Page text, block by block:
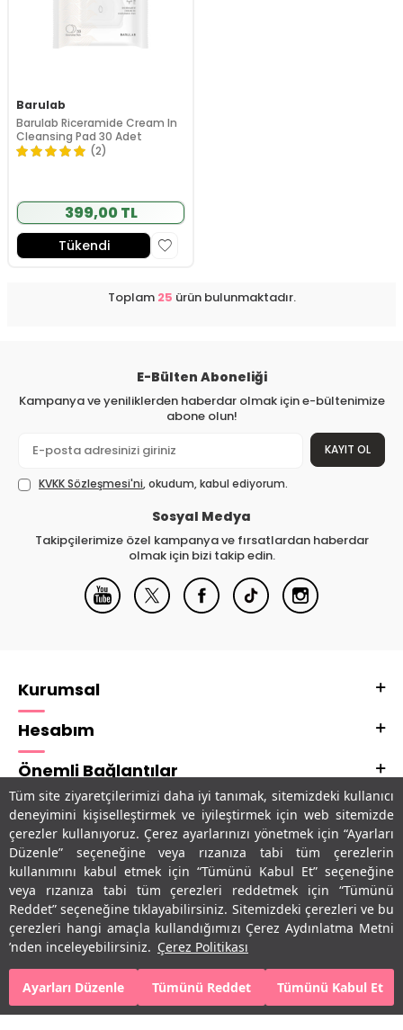
Tüm site ziyaretçilerimizi daha iyi tanımak, sitemizdeki kullanıcı
deneyimini kişiselleştirmek ve iyileştirmek için web sitemizde
çerezler kullanıyoruz. Çerez ayarlarınızı yönetmek için “Ayarları
Düzenle” seçeneğine veya rızanıza tabi tüm çerezlerin
kullanımını kabul etmek için “Tümünü Kabul Et” seçeneğine
veya rızanıza tabi tüm çerezleri reddetmek için “Tümünü
Reddet” seçeneğine tıklayabilirsiniz. Sitemizdeki çerezleri ve bu
çerezleri hangi amaçla kullandığımızı Çerez Aydınlatma Metni
’nden inceleyebilirsiniz. Çerez Politikası
Ayarları Düzenle Tümünü Reddet Tümünü Kabul Et
Barulab
Barulab Riceramide Cream In
Cleansing Pad 30 Adet
(2)
399,00 TL
Tükendi
Toplam 25 ürün bulunmaktadır.
E-Bülten Aboneliği
Kampanya ve yeniliklerden haberdar olmak için e-bültenimize
abone olun!
KAYIT OL
KVKK Sözleşmesi'ni, okudum, kabul ediyorum.
Sosyal Medya
Takipçilerimize özel kampanya ve fırsatlardan haberdar
olmak için bizi takip edin.
Kurumsal
Hesabım
Önemli Bağlantılar
Adres & İletişim
Uygulamalarımız